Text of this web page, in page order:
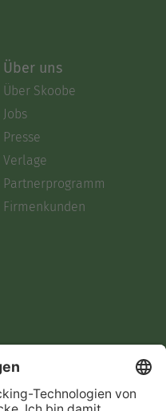
Über uns
Über Skoobe
Jobs
Presse
Verlage
Partnerprogramm
Firmenkunden